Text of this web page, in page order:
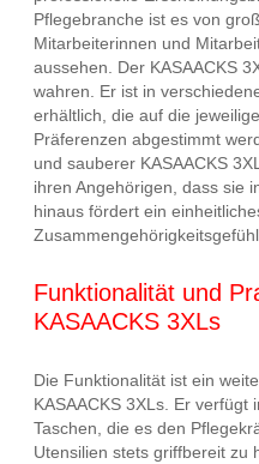
Pflegebranche ist es von
Mitarbeiterinnen und
aussehen. Der KASAACKS
wahren. Er ist in
erhältlich, die auf die
Präferenzen abgestimmt
und sauberer KASAACKS
ihren Angehörigen, dass sie
hinaus fördert ein
Funktionalität und
KASAACKS 3XLs
Die Funktionalität ist ein
KASAACKS 3XLs. Er
Taschen, die es den
Utensilien stets griffbereit zu